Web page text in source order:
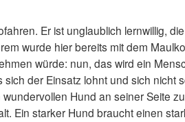
Er ist unglaublich lernwillig,
wurde hier bereits mit dem
würde: nun, das wird ein
der Einsatz lohnt und sich nicht
Hund an seiner Seite
Ein starker Hund braucht einen